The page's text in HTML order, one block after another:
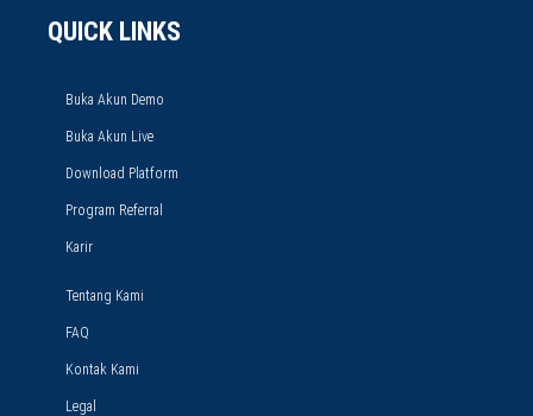
QUICK LINKS
Buka Akun Demo
Buka Akun Live
Download Platform
Program Referral
Karir
Tentang Kami
FAQ
Kontak Kami
Legal